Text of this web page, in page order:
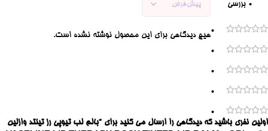
0 بررسی
0
0
0
0
0
هیچ دیدگاهی برای این محصول نوشته نشده است.
اولین نفری باشید که دیدگاهی را ارسال می کنید برای “بالم لب تیوپی رز تینتد وازلین